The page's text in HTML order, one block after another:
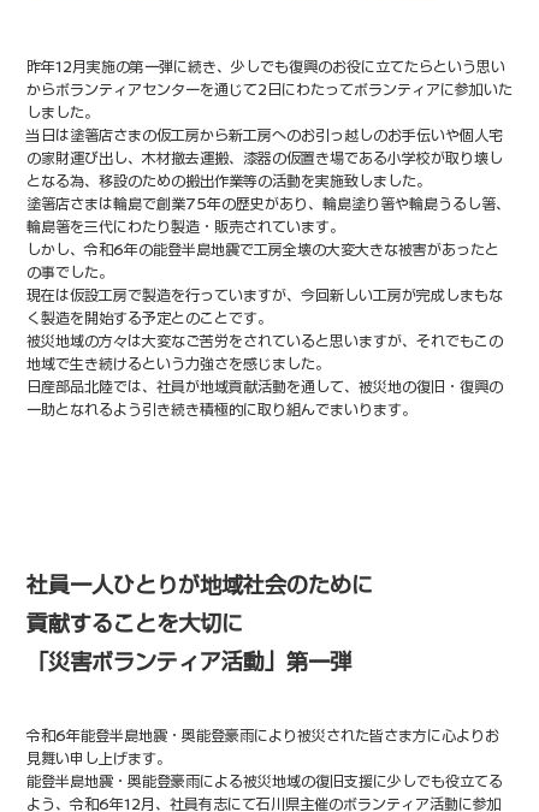
昨年12月実施の第一弾に続き、少しでも復興のお役に立てたらという思い
からボランティアセンターを通じて2日にわたってボランティアに参加いた
しました。
当日は塗箸店さまの仮工房から新工房へのお引っ越しのお手伝いや個人宅
の家財運び出し、 木材撤去運搬、漆器の仮置き場である小学校が取り壊し
となる為、移設のための搬出作業等の活動を実施致しました。
塗箸店さまは輪島で創業75年の歴史があり、輪島塗り箸や輪島うるし箸、
輪島箸を三代にわたり製造・販売されています。
しかし、令和6年の能登半島地震で工房全壊の大変大きな被害があったと
の事でした。
現在は仮設工房で製造を行っていますが、今回新しい工房が完成しまもな
く製造を開始する予定とのことです。
被災地域の方々は大変なご苦労をされていると思いますが、それでもこの
地域で生き続けるという力強さを感じました。
日産部品北陸では、社員が地域貢献活動を通して、被災地の復旧・復興の
一助となれるよう 引き続き積極的に取り組んでまいります。
社員一人ひとりが地域社会のために
貢献することを大切に
「災害ボランティア活動」第一弾
令和6年能登半島地震・奥能登豪雨により被災された皆さま方に心よりお
見舞い申し上げます。
能登半島地震・奥能登豪雨による被災地域の復旧支援に少しでも役立てる
よう、令和6年12月、社員有志にて石川県主催のボランティア活動に参加